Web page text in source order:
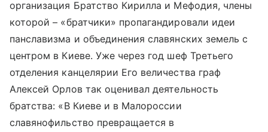
организация Братство Кирилла и Мефодия, члены
которой – «братчики» пропагандировали идеи
панславизма и объединения славянских земель с
центром в Киеве. Уже через год шеф Третьего
отделения канцелярии Его величества граф
Алексей Орлов так оценивал деятельность
братства: «В Киеве и в Малороссии
славянофильство превращается в